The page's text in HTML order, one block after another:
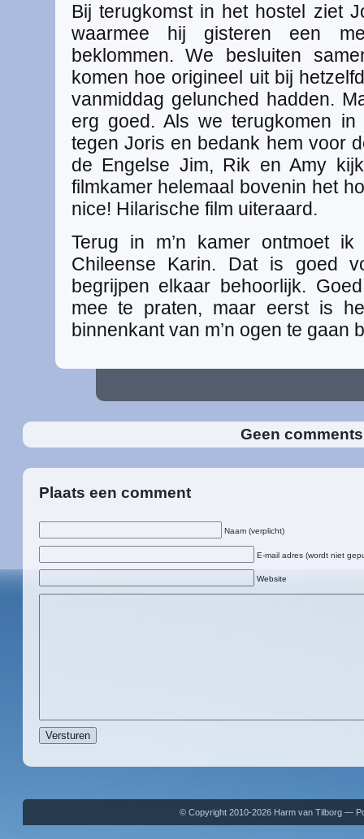
Bij terugkomst in het hostel ziet
waarmee hij gisteren een
beklommen. We besluiten
komen hoe origineel uit bij
vanmiddag gelunched hadden.
erg goed. Als we terugkomen
tegen Joris en bedank hem voor
de Engelse Jim, Rik en Amy
filmkamer helemaal bovenin het
nice! Hilarische film uiteraard.
Terug in m’n kamer ontmoet
Chileense Karin. Dat is goed
begrijpen elkaar behoorlijk.
mee te praten, maar eerst is
binnenkant van m’n ogen te gaan
Geen
Plaats een comment
Naam (verplicht)
E-mail adres (wordt niet
Website
© Copyright 2010-2026 Harm van Tilborg —